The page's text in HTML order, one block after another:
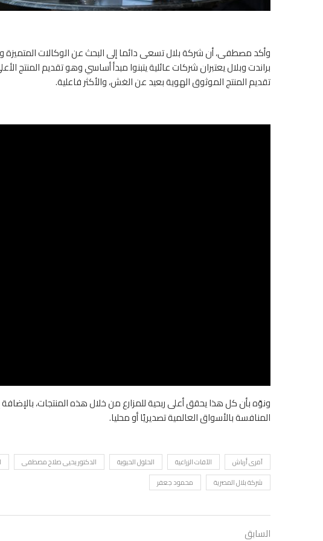
وأكد مصطفى، أن شركة بلال تسعى دائما إلى البحث عن الوكالات المتميزة
براندت وبلال يعتبران شركات عائلية يتبنوا مبدأ أساسي وهو تقديم المنتج
تقديم المنتج الموثوق الهوية بعيد عن الغش، والأكثر فاعلية.
ونوّه بأن كل هذا يحقق أعلى ربحية للمزارع من خلال هذه المنتجات،
المنافسة بالأسواق العالمية تصديريًا أو محليا.
آمرى أرباش الآفات الزراعية الحلول الحيوية الدكتور يحيى صلاح مصطفى
شركة بلال المصرية
محمود جعفر
السابق